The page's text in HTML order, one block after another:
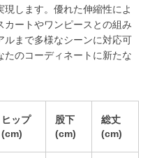
します。優れた伸縮性によ
カートやワンピースとの組み
ルまで多様なシーンに対応可
のコーディネートに新たな
ヒップ
(cm)
股下
(cm)
総丈
(cm)